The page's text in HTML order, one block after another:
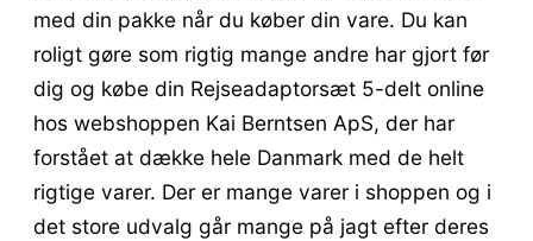
med din pakke når du køber din vare. Du kan
roligt gøre som rigtig mange andre har gjort før
dig og købe din Rejseadaptorsæt 5-delt online
hos webshoppen Kai Berntsen ApS, der har
forstået at dække hele Danmark med de helt
rigtige varer. Der er mange varer i shoppen og i
det store udvalg går mange på jagt efter deres